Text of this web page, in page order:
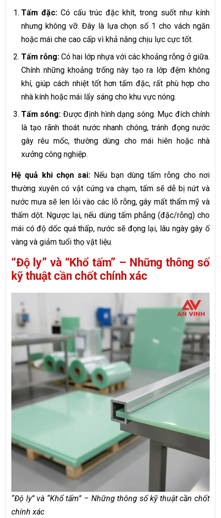
Tấm đặc: Có cấu trúc đặc khít, trong suốt như kính
nhưng không vỡ. Đây là lựa chọn số 1 cho vách ngăn
hoặc mái che cao cấp vì khả năng chịu lực cực tốt.
Tấm rỗng: Có hai lớp nhựa với các khoảng rỗng ở giữa.
Chính những khoảng trống này tạo ra lớp đệm không
khí, giúp cách nhiệt tốt hơn tấm đặc, rất phù hợp cho
nhà kính hoặc mái lấy sáng cho khu vực nóng.
Tấm sóng: Được định hình dạng sóng. Mục đích chính
là tạo rãnh thoát nước nhanh chóng, tránh đọng nước
gây rêu mốc, thường dùng cho mái hiên hoặc nhà
xưởng công nghiệp.
Hệ quả khi chọn sai: Nếu bạn dùng tấm rỗng cho nơi
thường xuyên có vật cứng va chạm, tấm sẽ dễ bị nứt và
nước mưa sẽ len lỏi vào các lỗ rỗng, gây mất thẩm mỹ và
thấm dột. Ngược lại, nếu dùng tấm phẳng (đặc/rỗng) cho
mái có độ dốc quá thấp, nước sẽ đọng lại, lâu ngày gây ố
vàng và giảm tuổi thọ vật liệu.
“Độ ly” và “Khổ tấm” – Những thông số
kỹ thuật cần chốt chính xác
“Độ ly” và “Khổ tấm” – Những thông số kỹ thuật cần chốt
chính xác